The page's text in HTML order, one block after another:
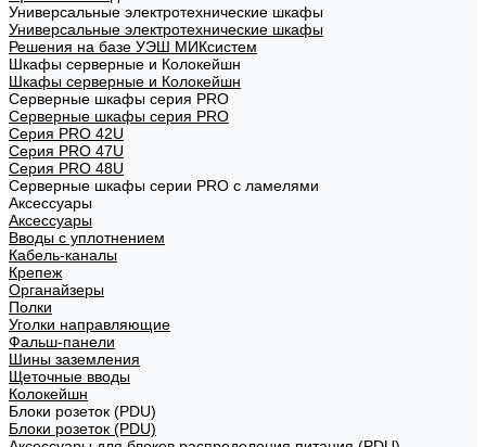
Универсальные электротехнические шкафы
Универсальные электротехнические шкафы
Решения на базе УЭШ МИКсистем
Шкафы серверные и Колокейшн
Шкафы серверные и Колокейшн
Серверные шкафы серия PRO
Серверные шкафы серия PRO
Серия PRO 42U
Серия PRO 47U
Серия PRO 48U
Серверные шкафы серии PRO с ламелями
Аксессуары
Аксессуары
Вводы с уплотнением
Кабель-каналы
Крепеж
Органайзеры
Полки
Уголки направляющие
Фальш-панели
Шины заземления
Щеточные вводы
Колокейшн
Блоки розеток (PDU)
Блоки розеток (PDU)